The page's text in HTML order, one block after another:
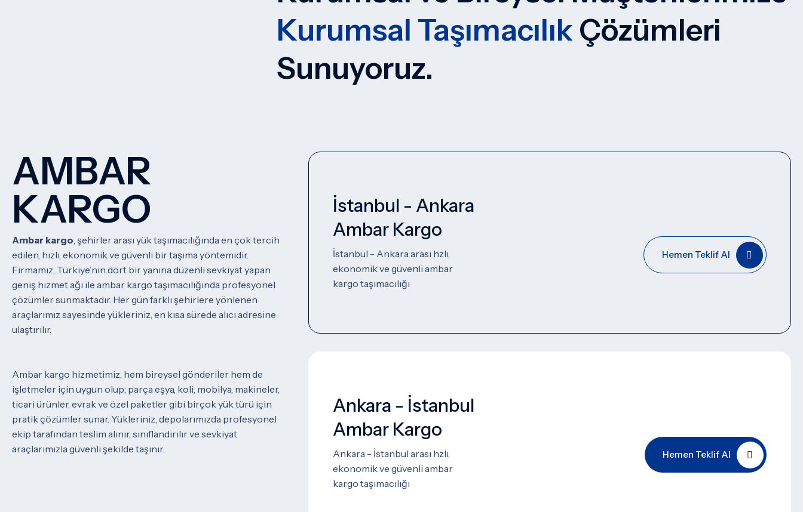
Kurumsal TaşımacılıkÇözümleri
Sunuyoruz.
AMBAR
KARGO
Ambar kargo, şehirler arası yük taşımacılığında en çok tercih
edilen, hızlı, ekonomik ve güvenli bir taşıma yöntemidir.
Firmamız, Türkiye’nin dört bir yanına düzenli sevkiyat yapan
geniş hizmet ağı ile ambar kargo taşımacılığında profesyonel
çözümler sunmaktadır. Her gün farklı şehirlere yönlenen
araçlarımız sayesinde yükleriniz, en kısa sürede alıcı adresine
ulaştırılır.
Ambar kargo hizmetimiz, hem bireysel gönderiler hem de
işletmeler için uygun olup; parça eşya, koli, mobilya, makineler,
ticari ürünler, evrak ve özel paketler gibi birçok yük türü için
pratik çözümler sunar. Yükleriniz, depolarımızda profesyonel
ekip tarafından teslim alınır, sınıflandırılır ve sevkiyat
araçlarımızla güvenli şekilde taşınır.
İstanbul - Ankara
Ambar Kargo
İstanbul - Ankara arası hzlı,
ekonomik ve güvenli ambar
kargo taşımacılığı
Hemen Teklif Al
Ankara - İstanbul
Ambar Kargo
Ankara - İstanbul arası hzlı,
ekonomik ve güvenli ambar
kargo taşımacılığı
Hemen Teklif Al